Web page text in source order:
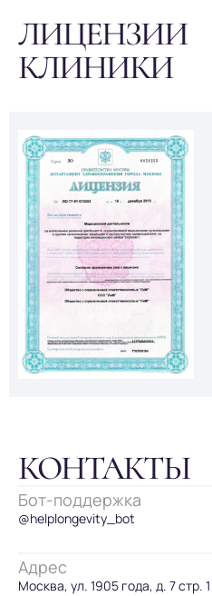
ЛИЦЕНЗИИ
КЛИНИКИ
КОНТАКТЫ
Бот-поддержка
@helplongevity_bot
Адрес
Москва, ул. 1905 года, д. 7 стр. 1